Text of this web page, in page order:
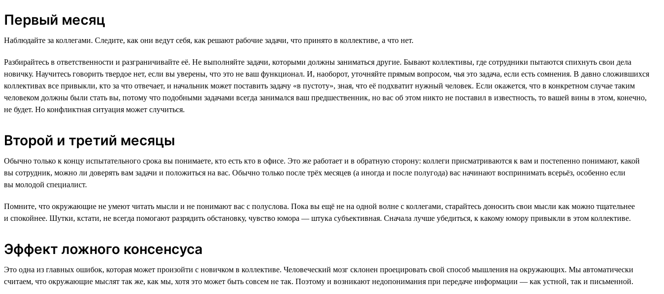
Первый месяц
Наблюдайте за коллегами. Следите, как они ведут себя, как решают рабочие задачи, что принято в коллективе, а что нет.
Разбирайтесь в ответственности и разграничивайте её. Не выполняйте задачи, которыми должны заниматься другие. Бывают коллективы, где сотрудники пытаются спихнуть свои дела
новичку. Научитесь говорить твердое нет, если вы уверены, что это не ваш функционал. И, наоборот, уточняйте прямым вопросом, чья это задача, если есть сомнения. В давно сложившихся
коллективах все привыкли, кто за что отвечает, и начальник может поставить задачу «в пустоту», зная, что её подхватит нужный человек. Если окажется, что в конкретном случае таким
человеком должны были стать вы, потому что подобными задачами всегда занимался ваш предшественник, но вас об этом никто не поставил в известность, то вашей вины в этом, конечно,
не будет. Но конфликтная ситуация может случиться.
Второй и третий месяцы
Обычно только к концу испытательного срока вы понимаете, кто есть кто в офисе. Это же работает и в обратную сторону: коллеги присматриваются к вам и постепенно понимают, какой
вы сотрудник, можно ли доверять вам задачи и положиться на вас. Обычно только после трёх месяцев (а иногда и после полугода) вас начинают воспринимать всерьёз, особенно если
вы молодой специалист.
Помните, что окружающие не умеют читать мысли и не понимают вас с полуслова. Пока вы ещё не на одной волне с коллегами, старайтесь доносить свои мысли как можно тщательнее
и спокойнее. Шутки, кстати, не всегда помогают разрядить обстановку, чувство юмора — штука субъективная. Сначала лучше убедиться, к какому юмору привыкли в этом коллективе.
Эффект ложного консенсуса
Это одна из главных ошибок, которая может произойти с новичком в коллективе. Человеческий мозг склонен проецировать свой способ мышления на окружающих. Мы автоматически
считаем, что окружающие мыслят так же, как мы, хотя это может быть совсем не так. Поэтому и возникают недопонимания при передаче информации — как устной, так и письменной.